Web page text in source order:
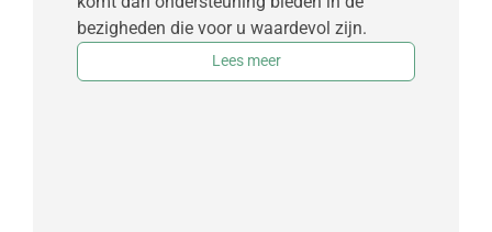
bezigheden die voor u waardevol zijn.
Lees meer